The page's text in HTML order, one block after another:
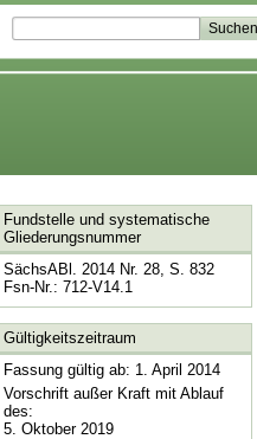
Fundstelle und systematische
Gliederungsnummer
SächsABl. 2014 Nr. 28, S. 832
Fsn-Nr.: 712-V14.1
Gültigkeitszeitraum
Fassung gültig ab: 1. April 2014
Vorschrift außer Kraft mit Ablauf
des:
5. Oktober 2019